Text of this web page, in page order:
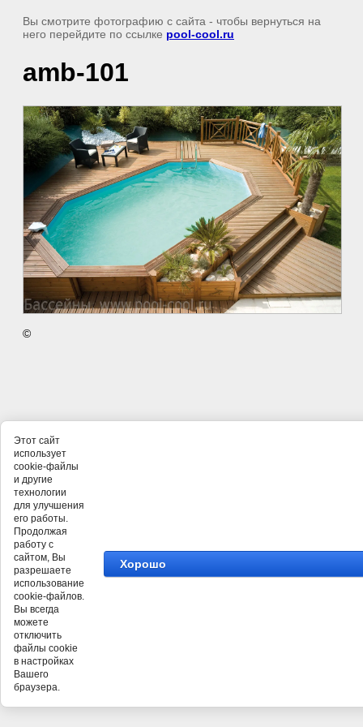
Вы смотрите фотографию с сайта - чтобы вернуться на
него перейдите по ссылке pool-cool.ru
amb-101
©
Этот сайт
использует
cookie-файлы
и другие
технологии
для улучшения
его работы.
Продолжая
работу с
сайтом, Вы
разрешаете
использование
cookie-файлов.
Вы всегда
можете
отключить
файлы cookie
в настройках
Вашего
браузера.
Хорошо